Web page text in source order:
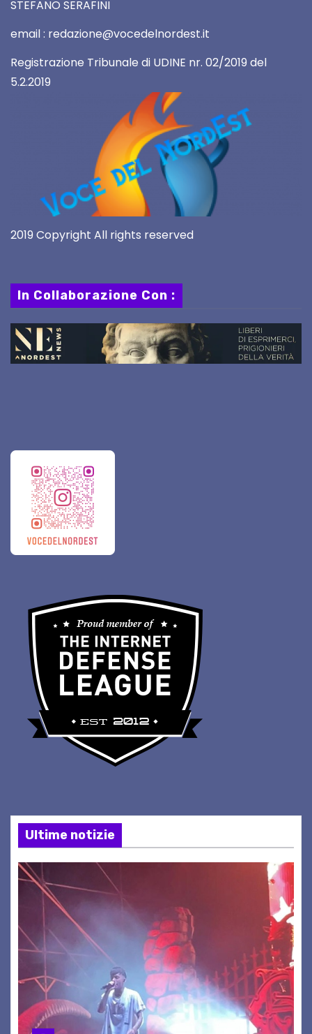
STEFANO SERAFINI
email : redazione@vocedelnordest.it
Registrazione Tribunale di UDINE nr. 02/2019 del
5.2.2019
2019 Copyright All rights reserved
In Collaborazione Con :
Ultime notizie